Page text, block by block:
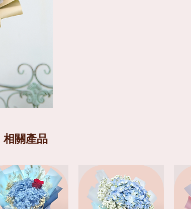
相關產品